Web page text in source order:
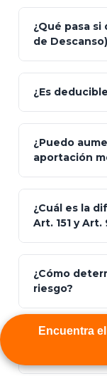
Encuentra
¿Qué pasa
de
¿Es
¿Puedo
aportación
¿Cuál es la
Art. 151 y Art.
93
libres de
¿Cómo
riesgo?
¿Qué pasa